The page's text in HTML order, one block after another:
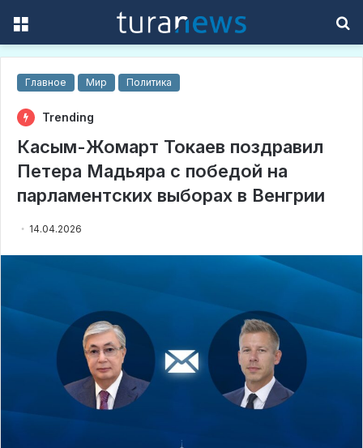
Главное Мир Политика
Trending
Касым-Жомарт Токаев поздравил
Петера Мадьяра с победой на
парламентских выборах в Венгрии
14.04.2026